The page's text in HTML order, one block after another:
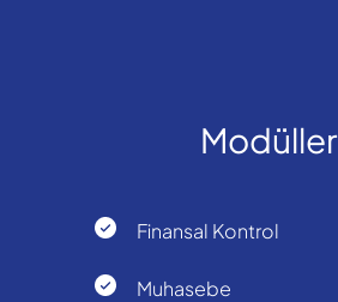
Modüller
Finansal Kontrol
Muhasebe